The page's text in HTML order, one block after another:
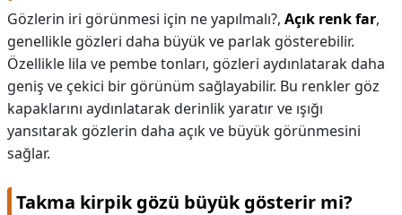
Gözlerin iri görünmesi için ne yapılmalı?, Açık renk far,
genellikle gözleri daha büyük ve parlak gösterebilir.
Özellikle lila ve pembe tonları, gözleri aydınlatarak daha
geniş ve çekici bir görünüm sağlayabilir. Bu renkler göz
kapaklarını aydınlatarak derinlik yaratır ve ışığı
yansıtarak gözlerin daha açık ve büyük görünmesini
sağlar.
Takma kirpik gözü büyük gösterir mi?